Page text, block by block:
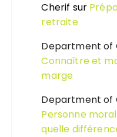
Cherif sur
retraite
Department of
Connaître et
marge
Department of
Personne
quelle